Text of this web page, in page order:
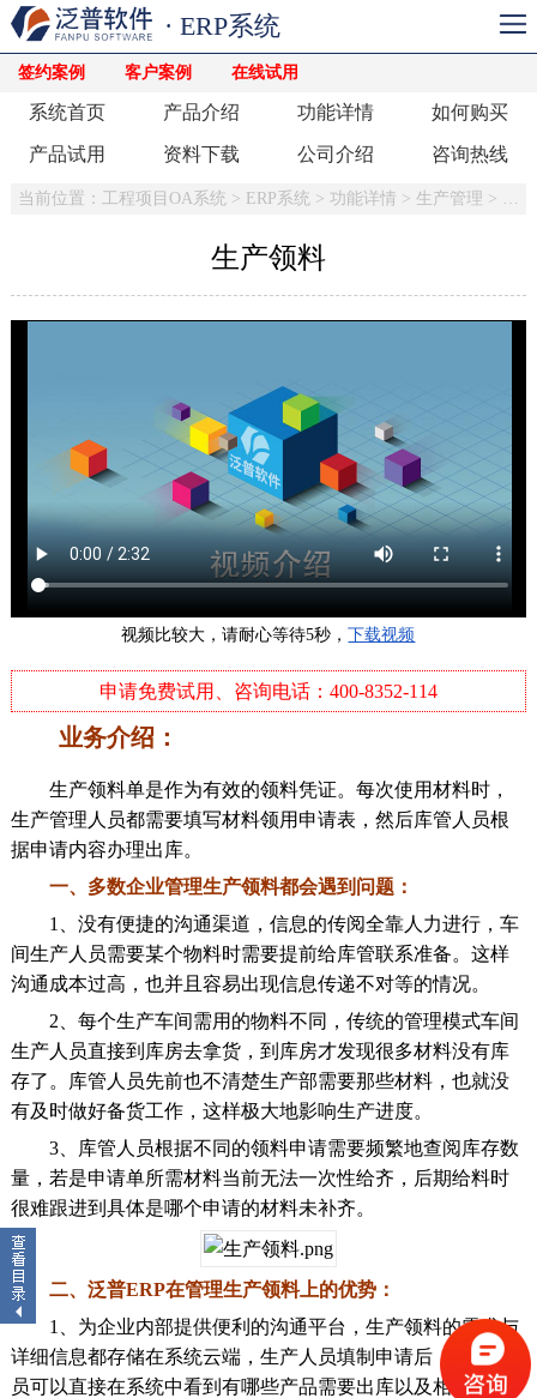
签约案例 客户案例 在线试用
· ERP系统
系统首页 产品介绍 功能详情 如何购买
产品试用 资料下载 公司介绍 咨询热线
当前位置： 工程项目OA系统 > ERP系统 > 功能详情 > 生产管理 >
生产领料
视频比较大，请耐心等待5秒，下载视频
申请免费试用、咨询电话：400-8352-114
业务介绍：
生产领料单是作为有效的领料凭证。每次使用材料时，
生产管理人员都需要填写材料领用申请表，然后库管人员根
据申请内容办理出库。
一、多数企业管理生产领料都会遇到问题：
1、没有便捷的沟通渠道，信息的传阅全靠人力进行，车
间生产人员需要某个物料时需要提前给库管联系准备。这样
沟通成本过高，也并且容易出现信息传递不对等的情况。
2、每个生产车间需用的物料不同，传统的管理模式车间
生产人员直接到库房去拿货，到库房才发现很多材料没有库
存了。库管人员先前也不清楚生产部需要那些材料，也就没
有及时做好备货工作，这样极大地影响生产进度。
3、库管人员根据不同的领料申请需要频繁地查阅库存数
量，若是申请单所需材料当前无法一次性给齐，后期给料时
很难跟进到具体是哪个申请的材料未补齐。
二、泛普ERP在管理生产领料上的优势：
1、为企业内部提供便利的沟通平台，生产领料的需求与
详细信息都存储在系统云端，生产人员填制申请后，库管人
员可以直接在系统中看到有哪些产品需要出库以及相应的出